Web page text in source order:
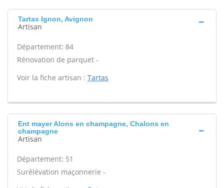
Tartas Ignon, Avignon
Artisan
Département: 84
Rénovation de parquet -
Voir la fiche artisan : Tartas
Ent mayer Alons en champagne, Chalons en
champagne
Artisan
Département: 51
Surélévation maçonnerie -